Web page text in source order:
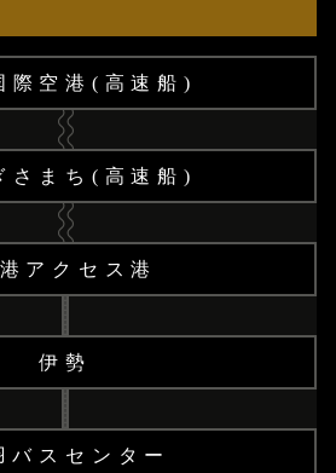
際空港(高速船)
さまち(高速船)
アクセス港
伊勢
バスセンター